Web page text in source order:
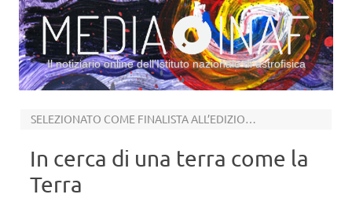
Il notiziario online dell’Istituto nazionale di astrofisica
SELEZIONATO COME FINALISTA ALL’EDIZIONE 2024 DEL PREMIO ASIMOV
In cerca di una terra come la
Terra